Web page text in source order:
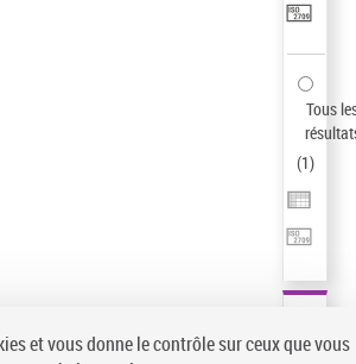
Tous
(1)
et vous donne le contrôle sur ceux que vous